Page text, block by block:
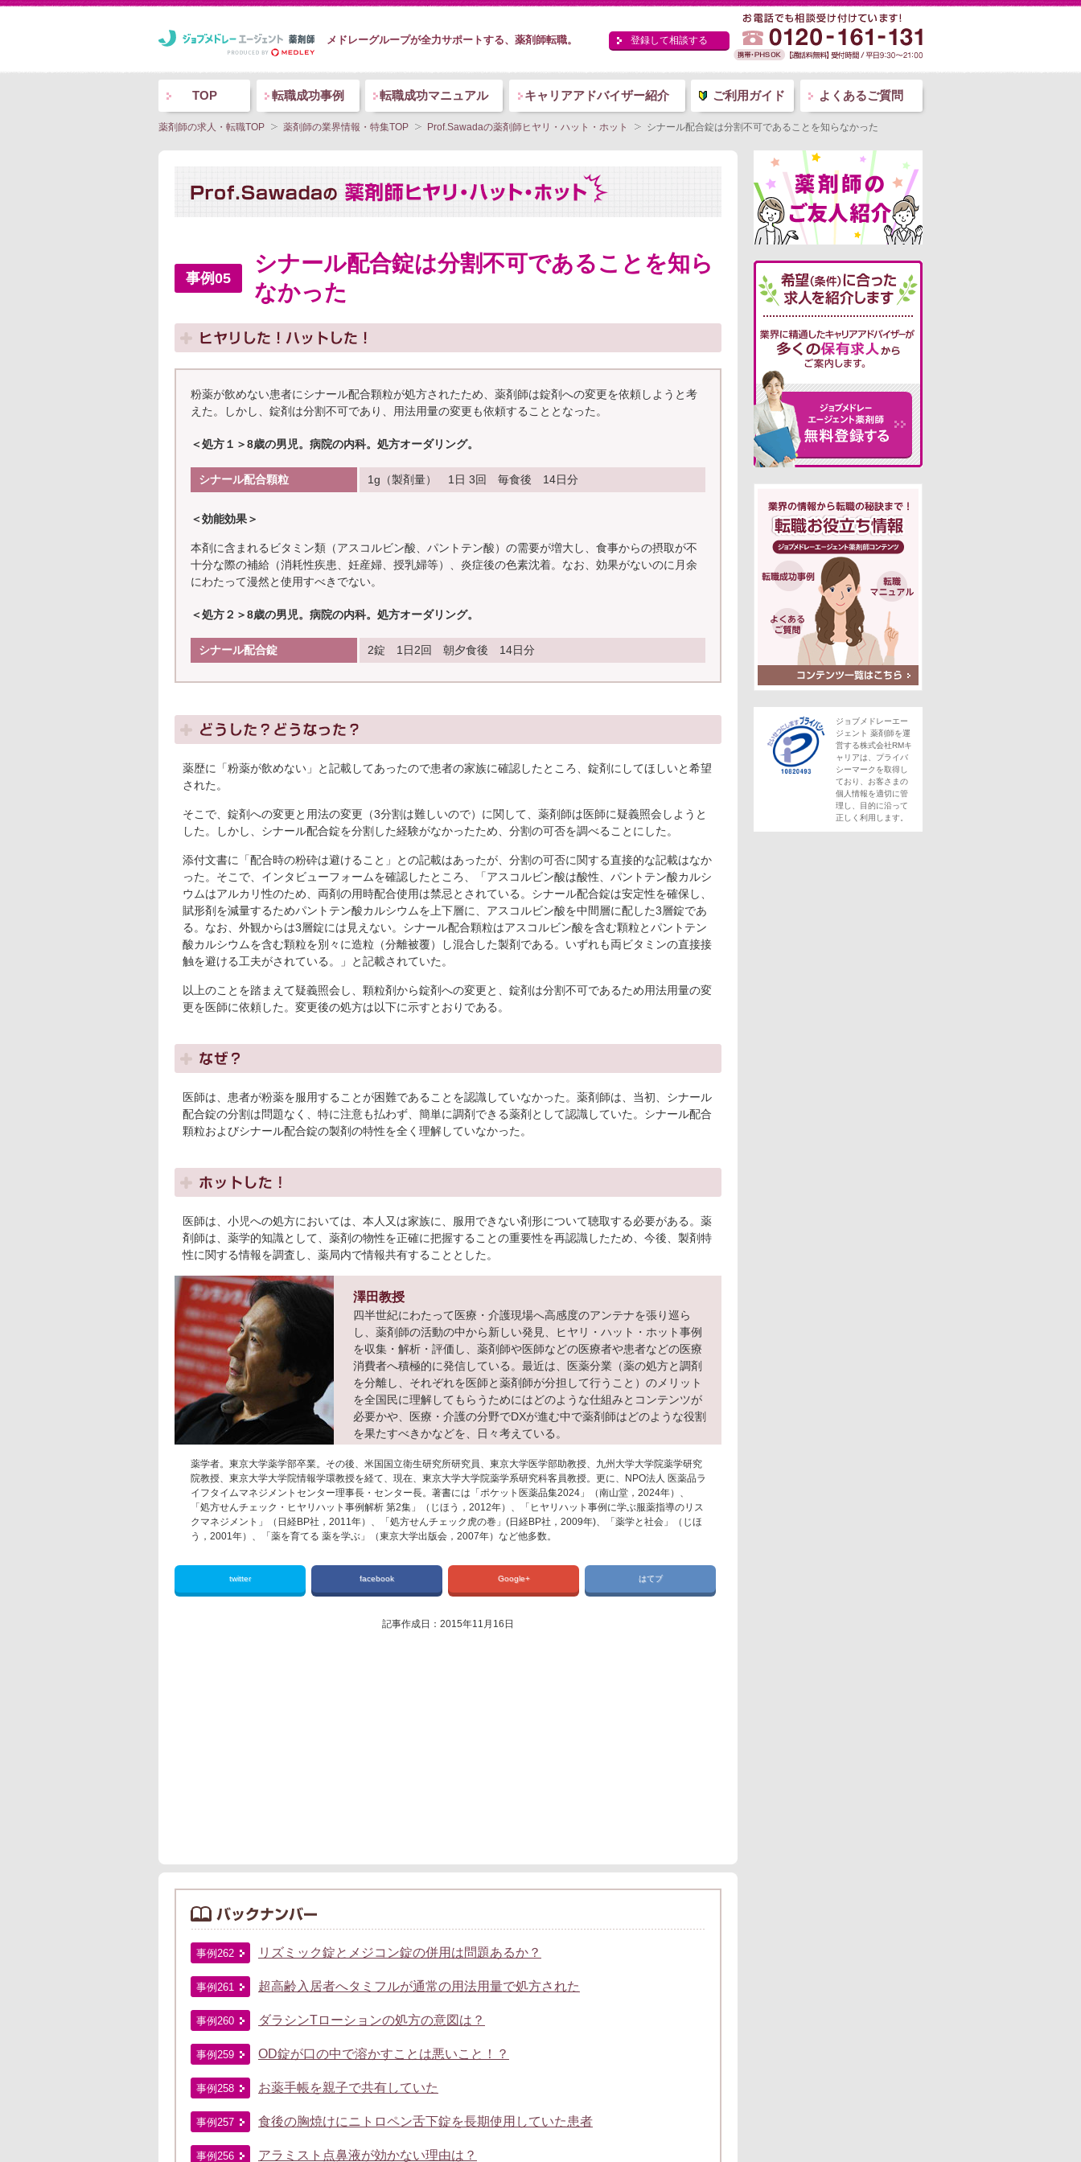
メドレーグループが全力サポートする、薬剤師転職。 登録して相談する
TOP 転職成功事例 転職成功マニュアル キャリアアドバイザー紹介 ご利用ガイド よくあるご質問
薬剤師の求人・転職TOP 薬剤師の業界情報・特集TOP Prof.Sawadaの薬剤師ヒヤリ・ハット・ホット シナール配合錠は分割不可であることを知らなかった
事例05
シナール配合錠は分割不可であることを知ら
なかった
粉薬が飲めない患者にシナール配合顆粒が処方されたため、薬剤師は錠剤への変更を依頼しようと考
えた。しかし、錠剤は分割不可であり、用法用量の変更も依頼することとなった。
＜処方１＞8歳の男児。病院の内科。処方オーダリング。
シナール配合顆粒 1g（製剤量） 1日 3回 毎食後 14日分
＜効能効果＞
本剤に含まれるビタミン類（アスコルビン酸、パントテン酸）の需要が増大し、食事からの摂取が不
十分な際の補給（消耗性疾患、妊産婦、授乳婦等）、炎症後の色素沈着。なお、効果がないのに月余
にわたって漫然と使用すべきでない。
＜処方２＞8歳の男児。病院の内科。処方オーダリング。
シナール配合錠 2錠 1日2回 朝夕食後 14日分
薬歴に「粉薬が飲めない」と記載してあったので患者の家族に確認したところ、錠剤にしてほしいと希望
された。
そこで、錠剤への変更と用法の変更（3分割は難しいので）に関して、薬剤師は医師に疑義照会しようと
した。しかし、シナール配合錠を分割した経験がなかったため、分割の可否を調べることにした。
添付文書に「配合時の粉砕は避けること」との記載はあったが、分割の可否に関する直接的な記載はなか
った。そこで、インタビューフォームを確認したところ、「アスコルビン酸は酸性、パントテン酸カルシ
ウムはアルカリ性のため、両剤の用時配合使用は禁忌とされている。シナール配合錠は安定性を確保し、
賦形剤を減量するためパントテン酸カルシウムを上下層に、アスコルビン酸を中間層に配した3層錠であ
る。なお、外観からは3層錠には見えない。シナール配合顆粒はアスコルビン酸を含む顆粒とパントテン
酸カルシウムを含む顆粒を別々に造粒（分離被覆）し混合した製剤である。いずれも両ビタミンの直接接
触を避ける工夫がされている。」と記載されていた。
以上のことを踏まえて疑義照会し、顆粒剤から錠剤への変更と、錠剤は分割不可であるため用法用量の変
更を医師に依頼した。変更後の処方は以下に示すとおりである。
医師は、患者が粉薬を服用することが困難であることを認識していなかった。薬剤師は、当初、シナール
配合錠の分割は問題なく、特に注意も払わず、簡単に調剤できる薬剤として認識していた。シナール配合
顆粒およびシナール配合錠の製剤の特性を全く理解していなかった。
医師は、小児への処方においては、本人又は家族に、服用できない剤形について聴取する必要がある。薬
剤師は、薬学的知識として、薬剤の物性を正確に把握することの重要性を再認識したため、今後、製剤特
性に関する情報を調査し、薬局内で情報共有することとした。
澤田教授
四半世紀にわたって医療・介護現場へ高感度のアンテナを張り巡ら
し、薬剤師の活動の中から新しい発見、ヒヤリ・ハット・ホット事例
を収集・解析・評価し、薬剤師や医師などの医療者や患者などの医療
消費者へ積極的に発信している。最近は、医薬分業（薬の処方と調剤
を分離し、それぞれを医師と薬剤師が分担して行うこと）のメリット
を全国民に理解してもらうためにはどのような仕組みとコンテンツが
必要かや、医療・介護の分野でDXが進む中で薬剤師はどのような役割
を果たすべきかなどを、日々考えている。
薬学者。東京大学薬学部卒業。その後、米国国立衛生研究所研究員、東京大学医学部助教授、九州大学大学院薬学研究
院教授、東京大学大学院情報学環教授を経て、現在、東京大学大学院薬学系研究科客員教授。更に、NPO法人 医薬品ラ
イフタイムマネジメントセンター理事長・センター長。著書には「ポケット医薬品集2024」（南山堂，2024年）、
「処方せんチェック・ヒヤリハット事例解析 第2集」（じほう，2012年）、「ヒヤリハット事例に学ぶ服薬指導のリス
クマネジメント」（日経BP社，2011年）、「処方せんチェック虎の巻」(日経BP社，2009年)、「薬学と社会」（じほ
う，2001年）、「薬を育てる 薬を学ぶ」（東京大学出版会，2007年）など他多数。
twitter facebook Google+ はてブ
記事作成日：2015年11月16日
事例262 リズミック錠とメジコン錠の併用は問題あるか？
事例261 超高齢入居者へタミフルが通常の用法用量で処方された
事例260 ダラシンTローションの処方の意図は？
事例259 OD錠が口の中で溶かすことは悪いこと！？
事例258 お薬手帳を親子で共有していた
事例257 食後の胸焼けにニトロペン舌下錠を長期使用していた患者
事例256 アラミスト点鼻液が効かない理由は？
ジョブメドレーエー
ジェント 薬剤師を運
営する株式会社RMキ
ャリアは、プライバ
シーマークを取得し
ており、お客さまの
個人情報を適切に管
理し、目的に沿って
正しく利用します。